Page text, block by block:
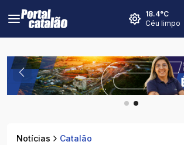
18.4°C
Céu limpo
Notícias Catalão